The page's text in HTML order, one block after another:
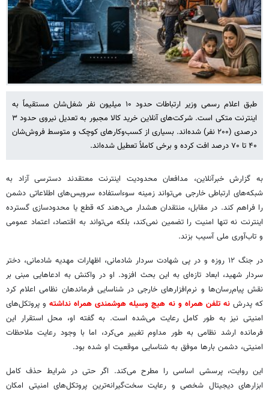
طبق اعلام رسمی وزیر ارتباطات حدود ۱۰ میلیون نفر شغل‌شان مستقیماً به
اینترنت متکی است. شرکت‌های آنلاین خرید کالا مجبور به تعدیل نیروی حدود ۳
درصدی (۲۰۰ نفر) شده‌اند. بسیاری از کسب‌وکارهای کوچک و متوسط فروش‌شان
۴۰ تا ۷۰ درصد افت کرده و برخی کاملاً تعطیل شده‌اند.
به گزارش خبرآنلاین، مدافعان محدودیت اینترنت معتقدند دسترسی آزاد به
شبکه‌های ارتباطی خارجی می‌تواند زمینه سوءاستفاده سرویس‌های اطلاعاتی دشمن
را فراهم کند. در مقابل، منتقدان هشدار می‌دهند که قطع یا محدودسازی گسترده
اینترنت نه تنها امنیت را تضمین نمی‌کند، بلکه می‌تواند به اقتصاد، اعتماد عمومی
و تاب‌آوری ملی آسیب بزند.
در جنگ ۱۲ روزه و در پی شهادت سردار شادمانی، اظهارات مهدیه شادمانی، دختر
سردار شهید، ابعاد تازه‌ای به این بحث افزود. او در واکنش به ادعاهایی مبنی بر
نقش پیام‌رسان‌ها و نرم‌افزارهای خارجی در شناسایی فرماندهان نظامی اعلام کرد
که پدرشنه تلفن همراه و نه هیچ وسیله هوشمندی همراه نداشتهو پروتکل‌های
امنیتی نیز به طور کامل رعایت می‌شده است. به گفته او، محل استقرار این
فرمانده ارشد نظامی به طور مداوم تغییر می‌کرد، اما با وجود رعایت ملاحظات
امنیتی، دشمن بارها موفق به شناسایی موقعیت او شده بود.
این روایت، پرسشی اساسی را مطرح می‌کند. اگر حتی در شرایط حذف کامل
ابزارهای دیجیتال شخصی و رعایت سخت‌گیرانه‌ترین پروتکل‌های امنیتی امکان